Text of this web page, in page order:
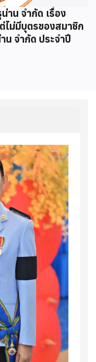
น จำกัด เรื่อง
ม่มีบุตรของสมาชิก
จำกัด ประจำปี